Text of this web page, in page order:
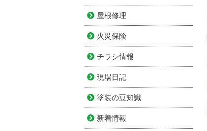
屋根修理
火災保険
チラシ情報
現場日記
塗装の豆知識
新着情報